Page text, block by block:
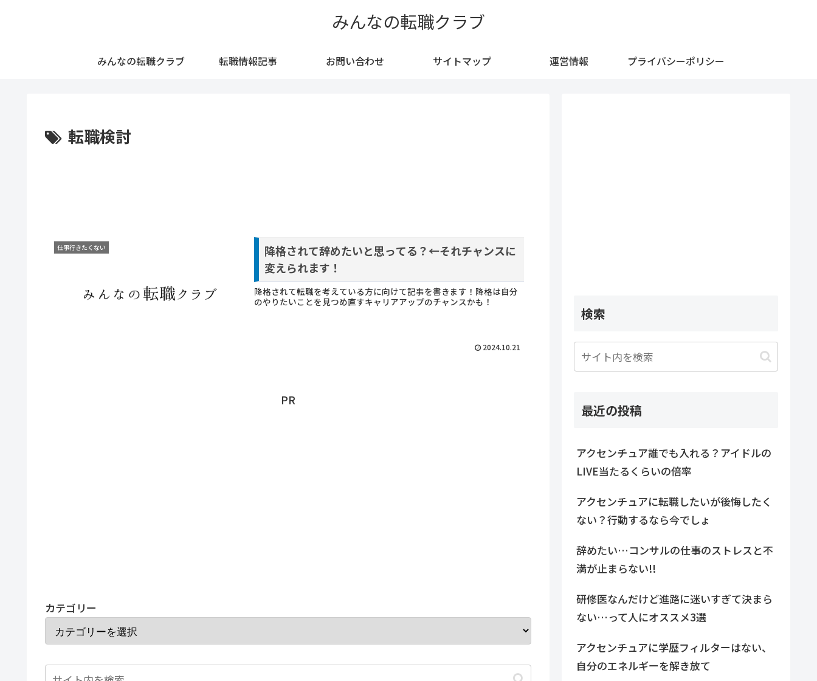
みんなの転職クラブ
みんなの転職クラブ 転職情報記事 お問い合わせ サイトマップ 運営情報 プライバシーポリシー
転職検討
仕事行きたくない
降格されて辞めたいと思ってる？←それチャンスに
変えられます！
降格されて転職を考えている方に向けて記事を書きます！降格は自分
のやりたいことを見つめ直すキャリアアップのチャンスかも！
2024.10.21
PR
カテゴリー
検索
最近の投稿
アクセンチュア誰でも入れる？アイドルの
LIVE当たるくらいの倍率
アクセンチュアに転職したいが後悔したく
ない？行動するなら今でしょ
辞めたい…コンサルの仕事のストレスと不
満が止まらない!!
研修医なんだけど進路に迷いすぎて決まら
ない…って人にオススメ3選
アクセンチュアに学歴フィルターはない、
自分のエネルギーを解き放て